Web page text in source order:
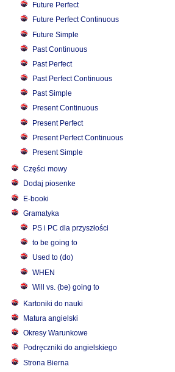
Future Perfect
Future Perfect Continuous
Future Simple
Past Continuous
Past Perfect
Past Perfect Continuous
Past Simple
Present Continuous
Present Perfect
Present Perfect Continuous
Present Simple
Części mowy
Dodaj piosenke
E-booki
Gramatyka
PS i PC dla przyszłości
to be going to
Used to (do)
WHEN
Will vs. (be) going to
Kartoniki do nauki
Matura angielski
Okresy Warunkowe
Podręczniki do angielskiego
Strona Bierna